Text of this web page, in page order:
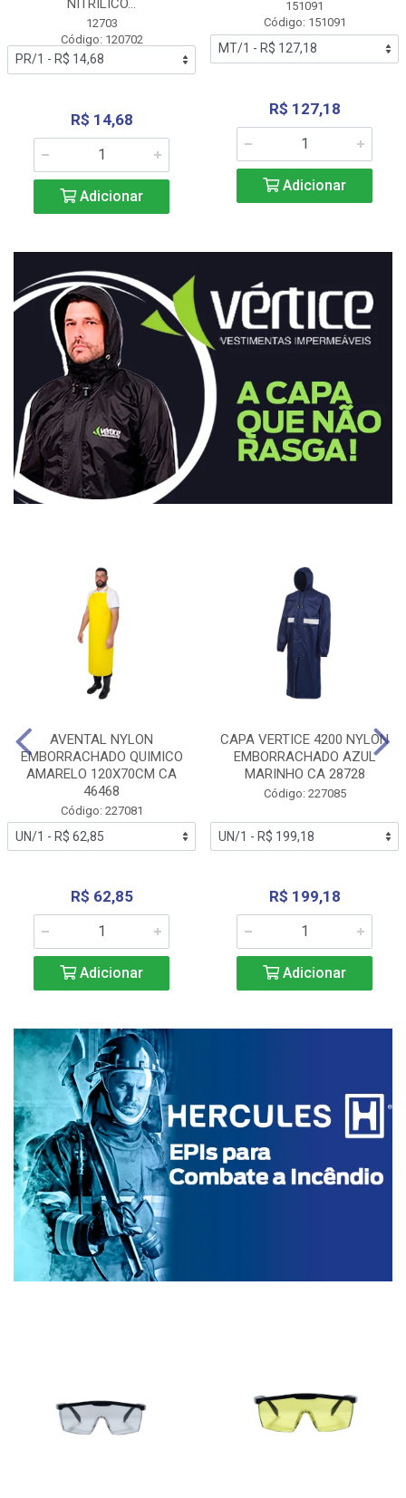
NITRÍLICO...
12703
Código: 120702
R$ 14,68
Adicionar
151091
Código: 151091
R$ 127,18
Adicionar
AVENTAL NYLON
EMBORRACHADO QUIMICO
AMARELO 120X70CM CA
46468
Código: 227081
R$ 62,85
Adicionar
CAPA VERTICE 4200 NYLON
EMBORRACHADO AZUL
MARINHO CA 28728
Código: 227085
R$ 199,18
Adicionar